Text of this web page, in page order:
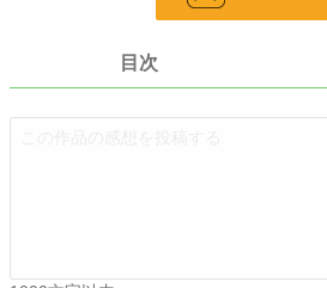
0 pt
週間ポイント 42 pt (48,661 位)
目次